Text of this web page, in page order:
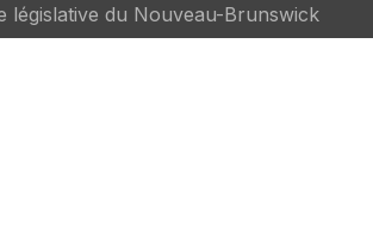
législative du Nouveau-Brunswick